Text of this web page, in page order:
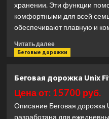
хранении. Эти функции
комфортными для всей
обеспечивают плавную и
Читать далееПрочитать
больше
дорожка
Horizon
02
Беговые дорожки
Беговая дорожка Unix
Цена от: 15700 руб.
Описание Беговая дорожка
разработана для